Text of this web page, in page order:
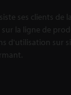
ses clients
la ligne de
d'utilisation sur